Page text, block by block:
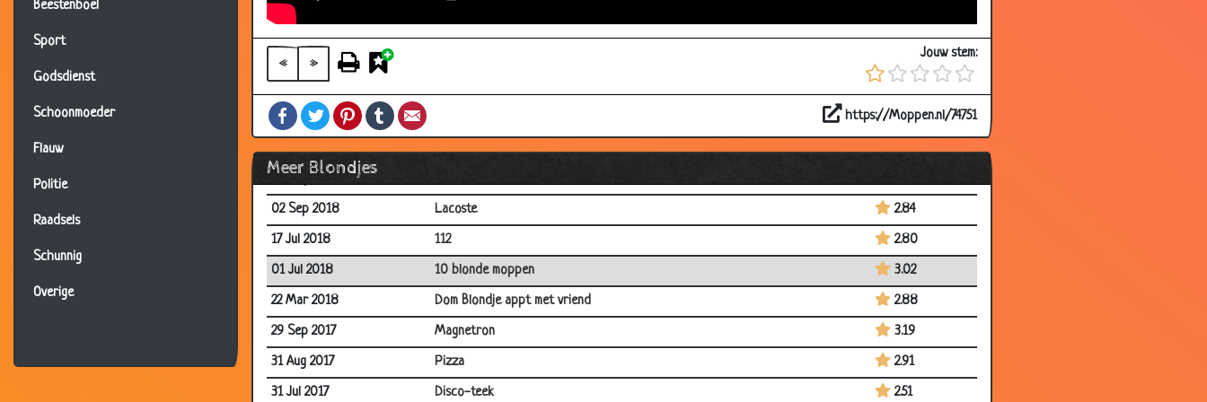
Beestenboel
Sport
Godsdienst
Schoonmoeder
Flauw
Politie
Raadsels
Schunnig
Overige
« »
Jouw stem:
FacebookTwitterPinterestTumblr https://Moppen.nl/74751
Meer Blondjes
03 Feb 2019
Links rijden
2.81
28 Jan 2019
04 Nov 2018
3.03
15 Oct 2018
Springen?
2.96
02 Sep 2018
Lacoste
2.84
17 Jul 2018
112
2.80
01 Jul 2018
10 blonde moppen
3.02
22 Mar 2018
Dom Blondje appt met vriend
2.88
29 Sep 2017
Magnetron
3.19
31 Aug 2017
Pizza
2.91
31 Jul 2017
Disco-teek 2.51